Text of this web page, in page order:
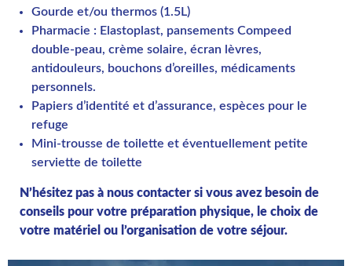
Gourde et/ou thermos (1.5L)
Pharmacie : Elastoplast, pansements Compeed
double-peau, crème solaire, écran lèvres,
antidouleurs, bouchons d’oreilles, médicaments
personnels.
Papiers d’identité et d’assurance, espèces pour le
refuge
Mini-trousse de toilette et éventuellement petite
serviette de toilette
N’hésitez pas à nous contacter si vous avez besoin de
conseils pour votre préparation physique, le choix de
votre matériel ou l’organisation de votre séjour.